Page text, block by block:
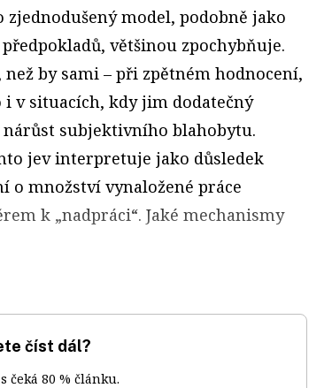
model, podobně jako
většinou zpochybňuje.
by sami – při zpětném hodnocení,
i v situacích, kdy jim dodatečný
subjektivního blahobytu.
jev interpretuje jako důsledek
o množství vynaložené práce
k „nadpráci“. Jaké mechanismy
číst dál?
čeká 80 % článku.